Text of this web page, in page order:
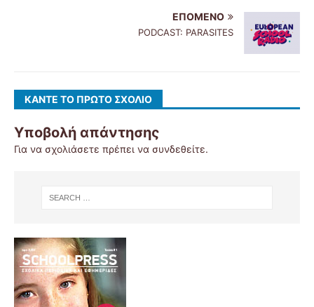
ΕΠΌΜΕΝΟ
PODCAST: PARASITES
ΚΆΝΤΕ ΤΟ ΠΡΏΤΟ ΣΧΌΛΙΟ
Υποβολή απάντησης
Για να σχολιάσετε πρέπει να συνδεθείτε.